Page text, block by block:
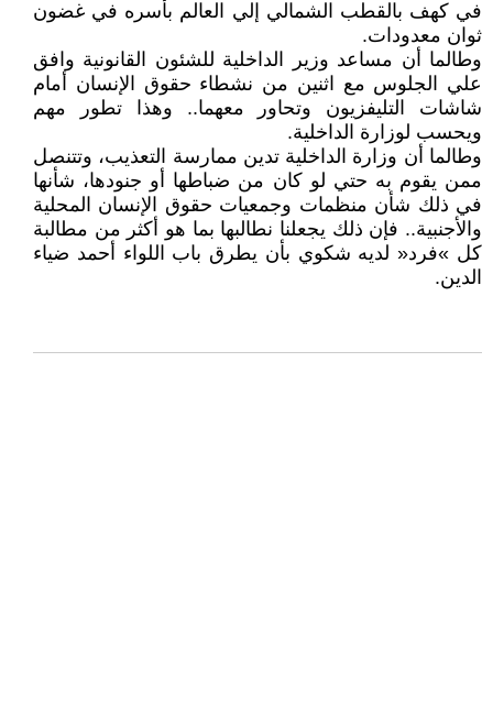
في كهف بالقطب الشمالي إلي العالم بأسره في غضون
ثوان معدودات.
وطالما أن مساعد وزير الداخلية للشئون القانونية وافق
علي الجلوس مع اثنين من نشطاء حقوق الإنسان أمام
شاشات التليفزيون وتحاور معهما.. وهذا تطور مهم
ويحسب لوزارة الداخلية.
وطالما أن وزارة الداخلية تدين ممارسة التعذيب، وتتنصل
ممن يقوم به حتي لو كان من ضباطها أو جنودها، شأنها
في ذلك شأن منظمات وجمعيات حقوق الإنسان المحلية
والأجنبية.. فإن ذلك يجعلنا نطالبها بما هو أكثر من مطالبة
كل »فرد« لديه شكوي بأن يطرق باب اللواء أحمد ضياء
الدين.